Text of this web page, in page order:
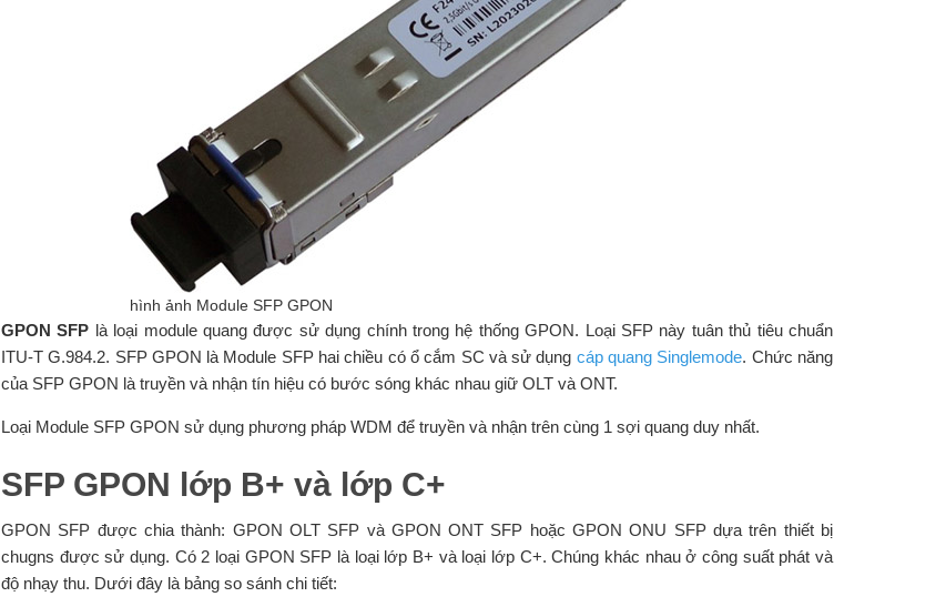
hình ảnh Module SFP GPON
GPON SFP là loại module quang được sử dụng chính trong hệ thống GPON. Loại SFP này tuân thủ tiêu chuẩn
ITU-T G.984.2. SFP GPON là Module SFP hai chiều có ổ cắm SC và sử dụng cáp quang Singlemode. Chức năng
của SFP GPON là truyền và nhận tín hiệu có bước sóng khác nhau giữ OLT và ONT.
Loại Module SFP GPON sử dụng phương pháp WDM để truyền và nhận trên cùng 1 sợi quang duy nhất.
SFP GPON lớp B+ và lớp C+
GPON SFP được chia thành: GPON OLT SFP và GPON ONT SFP hoặc GPON ONU SFP dựa trên thiết bị
chugns được sử dụng. Có 2 loại GPON SFP là loại lớp B+ và loại lớp C+. Chúng khác nhau ở công suất phát và
độ nhạy thu. Dưới đây là bảng so sánh chi tiết: